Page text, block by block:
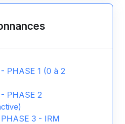
PHASE 1 (0 à 2
PHASE 2
3 - IRM